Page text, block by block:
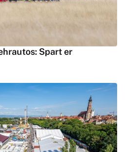
Spart er